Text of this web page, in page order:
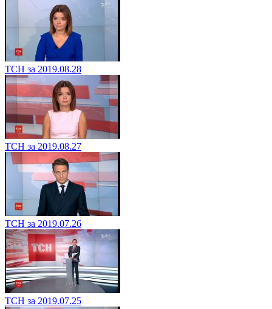
ТСН за 2019.08.28
ТСН за 2019.08.27
ТСН за 2019.07.26
ТСН за 2019.07.25